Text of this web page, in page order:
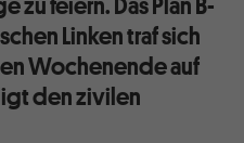
Linken traf sich
Wochenende auf
den zivilen